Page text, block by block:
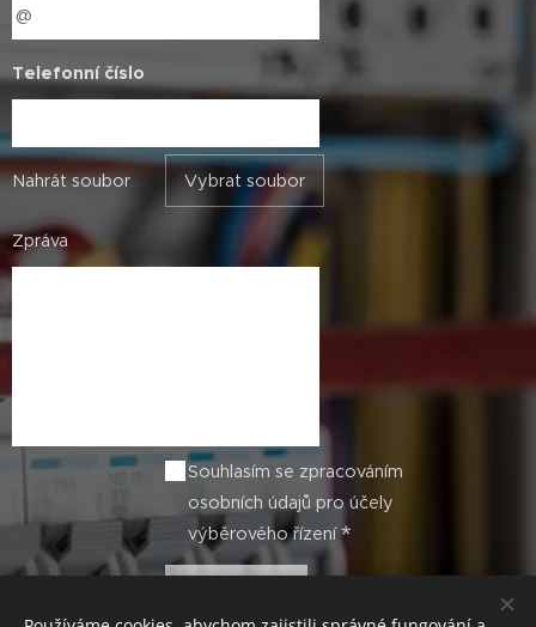
Telefonní číslo
Nahrát soubor Vybrat soubor
Zpráva
Souhlasím se zpracováním
osobních údajů pro účely
výběrového řízení